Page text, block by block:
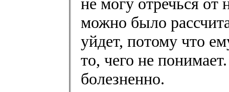
можно было
уйдет, потому что
то, чего не
болезненно.